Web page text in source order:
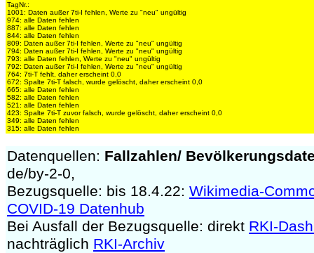
TagNr.:
1001: Daten außer 7ti-I fehlen, Werte zu "neu" ungültig
974: alle Daten fehlen
887: alle Daten fehlen
844: alle Daten fehlen
809: Daten außer 7ti-I fehlen, Werte zu "neu" ungültig
794: Daten außer 7ti-I fehlen, Werte zu "neu" ungültig
793: alle Daten fehlen, Werte zu "neu" ungültig
792: Daten außer 7ti-I fehlen, Werte zu "neu" ungültig
764: 7ti-T fehlt, daher erscheint 0,0
672: Spalte 7ti-T falsch, wurde gelöscht, daher erscheint 0,0
665: alle Daten fehlen
582: alle Daten fehlen
521: alle Daten fehlen
423: Spalte 7ti-T zuvor falsch, wurde gelöscht, daher erscheint 0,0
349: alle Daten fehlen
315: alle Daten fehlen
Datenquellen: Fallzahlen/
de/by-2-0,
Bezugsquelle: bis 18.4.22: Wikimedia-
COVID-19 Datenhub
Bei Ausfall der Bezugsquelle: direkt RKI-
nachträglich RKI-Archiv